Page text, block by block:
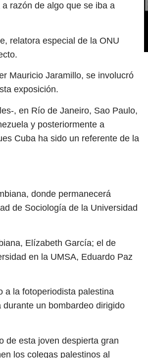
razón de algo que se iba a
relatora especial de la ONU
Mauricio Jaramillo, se involucró
exposición.
, en Río de Janeiro, Sao Paulo,
y posteriormente a
Cuba ha sido un referente de la
donde permanecerá
de Sociología de la Universidad
Elízabeth García; el de
en la UMSA, Eduardo Paz
a la fotoperiodista palestina
un bombardeo dirigido
de esta joven despierta gran
los colegas palestinos al